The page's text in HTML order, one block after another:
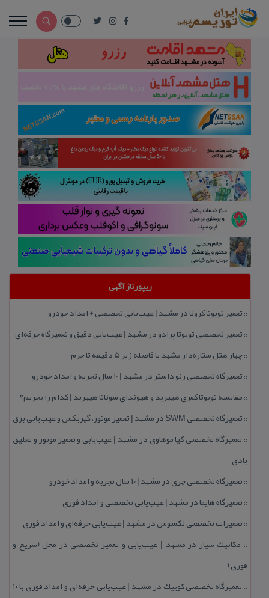
ریپورتاژ آگهی
:: تعمیر تویوتا كرولا در مشهد | عیب‌یابی تخصصی + امداد خودرو
:: تعمیر تخصصی تویوتا پرادو در مشهد | عیب‌یابی دقیق و تعمیرگاه حرفه‌ای
::چهار هتل‌ ستاره‌دار مشهد با فاصله زیر 5 دقیقه تا حرم
:: تعمیرگاه تخصصی رنو داستر در مشهد | ۱۰ سال تجربه و امداد خودرو
:: مقایسه تویوتا كمری هیبرید و هیوندای سوناتا هیبرید | كدام را بخریم؟
:: تعمیرگاه تخصصی SWM در مشهد | تعمیر موتور، گیربكس و عیب‌یابی برق
:: تعمیرگاه تخصصی كیا موهاوی در مشهد | عیب‌یابی و تعمیر موتور و تعلیق
بادی
:: تعمیرگاه تخصصی چری در مشهد | ۱۰ سال تجربه و امداد خودرو
:: تعمیرگاه هایما در مشهد | عیب‌یابی تخصصی و امداد فوری
:: تعمیرات تخصصی لكسوس در مشهد | عیب‌یابی حرفه‌ای و امداد فوری
:: مكانیك سیار در مشهد | عیب‌یابی و تعمیر تخصصی در محل (سریع و
فوری)
::
تعمیرگاه تخصصی كوییك در مشهد | عیب‌یابی حرفه‌ای و امداد فوری با ۱۰